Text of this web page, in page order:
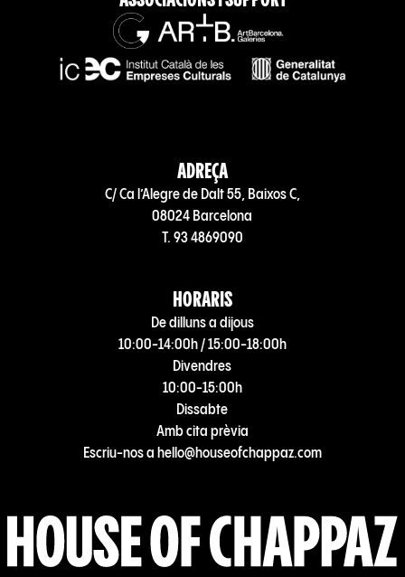
ADREÇA
C/ Ca l’Alegre de Dalt 55, Baixos C,
08024 Barcelona
T. 93 4869090
HORARIS
De dilluns a dijous
10:00-14:00h / 15:00-18:00h
Divendres
10:00-15:00h
Dissabte
Amb cita prèvia
Escriu-nos a hello@houseofchappaz.com